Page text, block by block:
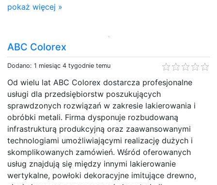
pokaż więcej »
ABC Colorex
Dodano: 1 miesiąc 4 tygodnie temu
Od wielu lat ABC Colorex dostarcza profesjonalne
usługi dla przedsiębiorstw poszukujących
sprawdzonych rozwiązań w zakresie lakierowania i
obróbki metali. Firma dysponuje rozbudowaną
infrastrukturą produkcyjną oraz zaawansowanymi
technologiami umożliwiającymi realizację dużych i
skomplikowanych zamówień. Wśród oferowanych
usług znajdują się między innymi lakierowanie
wertykalne, powłoki dekoracyjne imitujące drewno,